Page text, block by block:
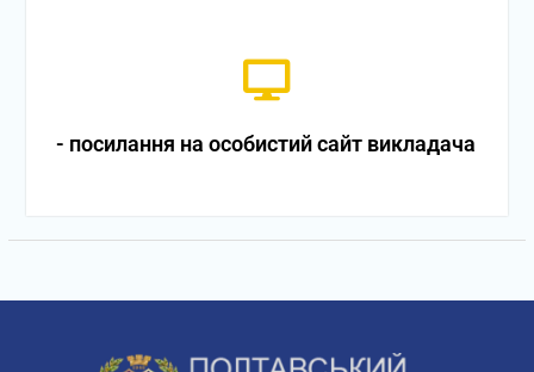
- посилання на особистий сайт викладача